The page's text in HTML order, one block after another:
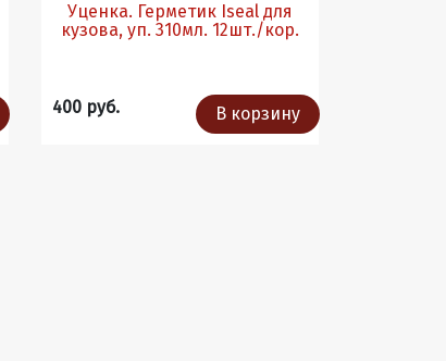
Уценка. Герметик Iseal для
кузова, уп. 310мл. 12шт./кор.
400 руб. В корзину